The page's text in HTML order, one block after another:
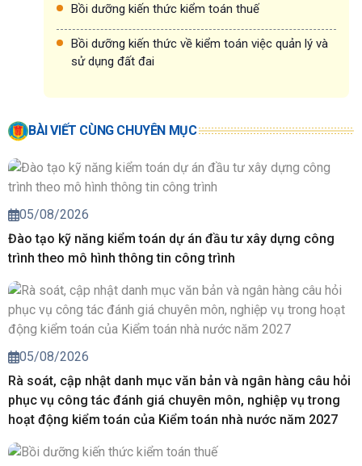
Bồi dưỡng kiến thức kiểm toán thuế
Bồi dưỡng kiến thức về kiểm toán việc quản lý và
sử dụng đất đai
BÀI VIẾT CÙNG CHUYÊN MỤC
05/08/2026
Đào tạo kỹ năng kiểm toán dự án đầu tư xây dựng công
trình theo mô hình thông tin công trình
05/08/2026
Rà soát, cập nhật danh mục văn bản và ngân hàng câu hỏi
phục vụ công tác đánh giá chuyên môn, nghiệp vụ trong
hoạt động kiểm toán của Kiểm toán nhà nước năm 2027